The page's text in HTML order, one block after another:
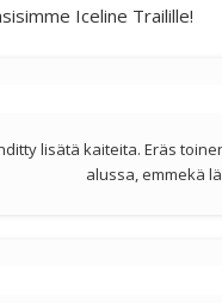
Iceline Trailille!
lisätä kaiteita. Eräs
alussa, emmekä